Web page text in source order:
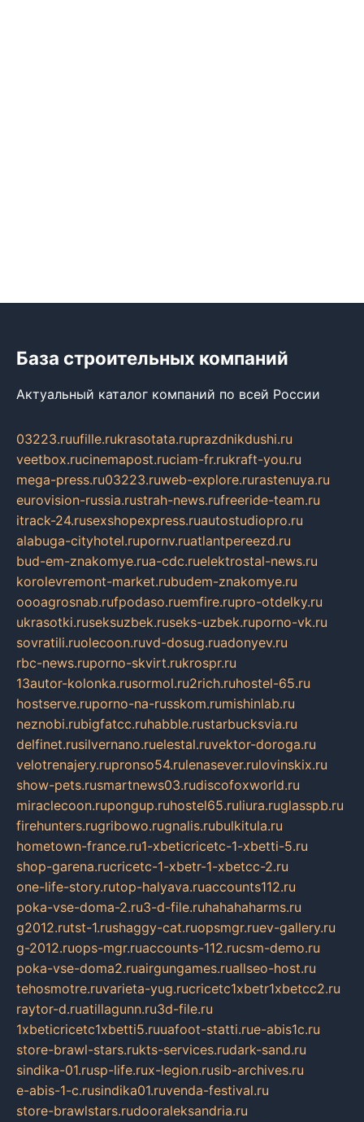
База строительных компаний
Актуальный каталог компаний по всей России
03223.ruufille.rukrasotata.ruprazdnikdushi.ru
veetbox.rucinemapost.ruciam-fr.rukraft-you.ru
mega-press.ru03223.ruweb-explore.rurastenuya.ru
eurovision-russia.rustrah-news.rufreeride-team.ru
itrack-24.rusexshopexpress.ruautostudiopro.ru
alabuga-cityhotel.rupornv.ruatlantpereezd.ru
bud-em-znakomye.rua-cdc.ruelektrostal-news.ru
korolevremont-market.rubudem-znakomye.ru
oooagrosnab.rufpodaso.ruemfire.rupro-otdelky.ru
ukrasotki.ruseksuzbek.ruseks-uzbek.ruporno-vk.ru
sovratili.ruolecoon.ruvd-dosug.ruadonyev.ru
rbc-news.ruporno-skvirt.rukrospr.ru
13autor-kolonka.rusormol.ru2rich.ruhostel-65.ru
hostserve.ruporno-na-russkom.rumishinlab.ru
neznobi.rubigfatcc.ruhabble.rustarbucksvia.ru
delfinet.rusilvernano.ruelestal.ruvektor-doroga.ru
velotrenajery.rupronso54.rulenasever.rulovinskix.ru
show-pets.rusmartnews03.rudiscofoxworld.ru
miraclecoon.rupongup.ruhostel65.ruliura.ruglasspb.ru
firehunters.rugribowo.rugnalis.rubulkitula.ru
hometown-france.ru1-xbeticricetc-1-xbetti-5.ru
shop-garena.rucricetc-1-xbetr-1-xbetcc-2.ru
one-life-story.rutop-halyava.ruaccounts112.ru
poka-vse-doma-2.ru3-d-file.ruhahahaharms.ru
g2012.rutst-1.rushaggy-cat.ruopsmgr.ruev-gallery.ru
g-2012.ruops-mgr.ruaccounts-112.rucsm-demo.ru
poka-vse-doma2.ruairgungames.ruallseo-host.ru
tehosmotre.ruvarieta-yug.rucricetc1xbetr1xbetcc2.ru
raytor-d.ruatillagunn.ru3d-file.ru
1xbeticricetc1xbetti5.ruuafoot-statti.rue-abis1c.ru
store-brawl-stars.rukts-services.rudark-sand.ru
sindika-01.rusp-life.rux-legion.rusib-archives.ru
e-abis-1-c.rusindika01.ruvenda-festival.ru
store-brawlstars.rudooraleksandria.ru